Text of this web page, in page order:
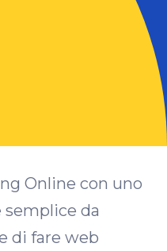
Online con uno
da
di fare web